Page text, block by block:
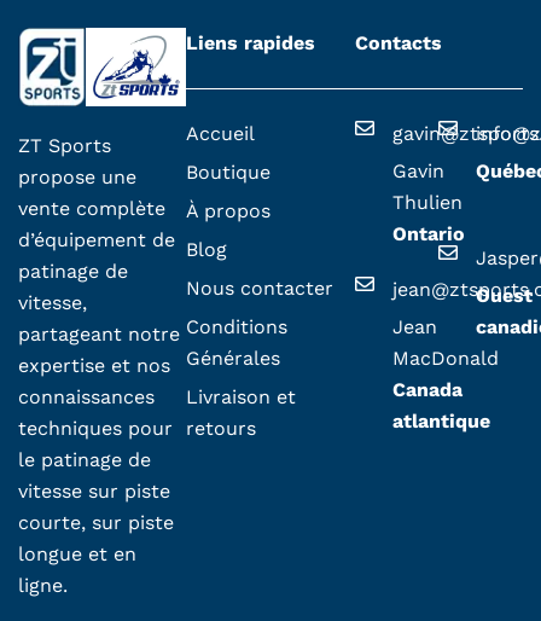
ZT Sports
propose une
vente complète
d’équipement de
patinage de
vitesse,
partageant notre
expertise et nos
connaissances
techniques pour
le patinage de
vitesse sur piste
courte, sur piste
longue et en
ligne.
Liens rapides
Accueil
Boutique
À propos
Blog
Nous contacter
Conditions
Générales
Livraison et
retours
Contacts
Gavin
Thulien
Ontario
Jean
MacDonald
Canada
atlantique
Ouest